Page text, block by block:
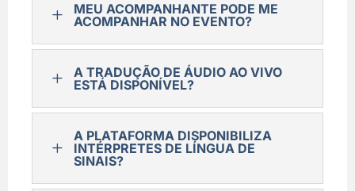
L
MEU ACOMPANHANTE PODE ME
ACOMPANHAR NO EVENTO?
L
A TRADUÇÃO DE ÁUDIO AO VIVO
ESTÁ DISPONÍVEL?
L
A PLATAFORMA DISPONIBILIZA
INTÉRPRETES DE LÍNGUA DE
SINAIS?